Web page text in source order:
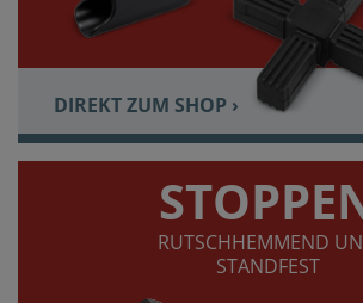
DIREKT ZUM SHOP ›
RUTSCHHEMMEND
STANDFEST